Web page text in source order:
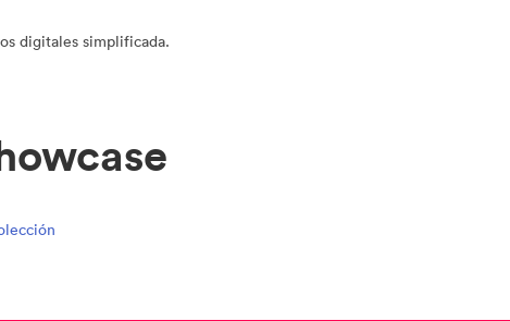
digitales simplificada.